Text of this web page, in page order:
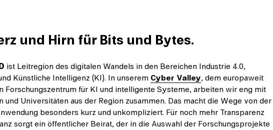
und Hirn für Bits und Bytes.
ist Leitregion des digitalen Wandels in den Bereichen Industrie 4.0,
Künstliche Intelligenz (KI). In unserem Cyber Valley, dem europaweit
Forschungszentrum für KI und intelligente Systeme, arbeiten wir eng mit
und Universitäten aus der Region zusammen. Das macht die Wege von der
besonders kurz und unkompliziert. Für noch mehr Transparenz
sorgt ein öffentlicher Beirat, der in die Auswahl der Forschungsprojekte